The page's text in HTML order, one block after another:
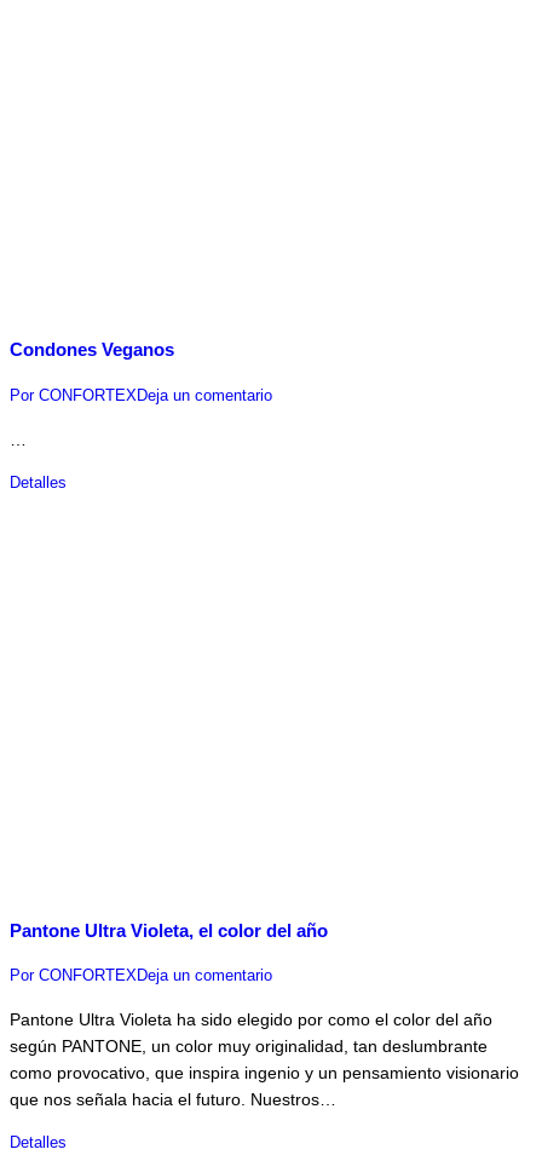
Condones Veganos
Por CONFORTEXDeja un comentario
Detalles
Pantone Ultra Violeta, el color del año
Por CONFORTEX Deja un comentario
Pantone Ultra Violeta ha sido elegido por como el color del año
según PANTONE, un color muy originalidad, tan deslumbrante
como provocativo, que inspira ingenio y un pensamiento visionario
que nos señala hacia el futuro. Nuestros…
Detalles